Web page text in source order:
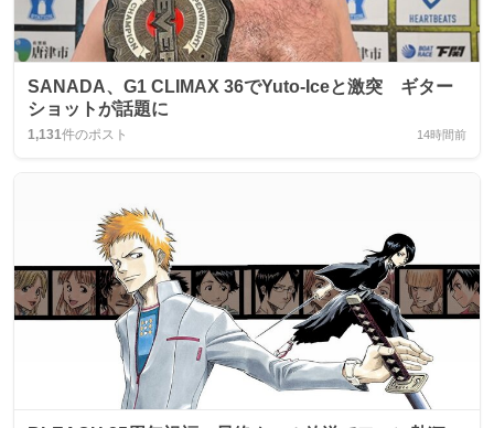
SANADA、G1 CLIMAX 36でYuto‑Iceと激突 ギター
ショットが話題に
1,131件のポスト 14時間前